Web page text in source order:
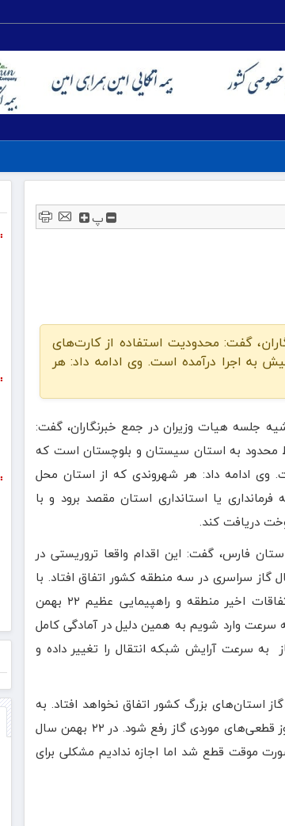
پ
گفت: محدودیت استفاده از کارت‌های
اجرا درآمده است. وی ادامه داد: هر
جلسه هیات وزیران در جمع خبرنگاران، گفت:
به استان سیستان و بلوچستان است که
وی ادامه داد: هر شهروندی که از استان محل
یا استانداری استان مقصد برود و با
دریافت کند.
فارس، گفت: این اقدام واقعا تروریستی در
سراسری در سه منطقه کشور اتفاق افتاد. با
پیش‌بینی که از مدتها قبل نسبت به اقدامات تروریستی دشمنان کشورمان با توجه به اتفاقات اخیر منطقه و راهپیمایی عظیم ۲۲ بهمن
سرعت وارد شویم به همین دلیل در آمادگی کامل
به سرعت آرایش شبکه انتقال را تغییر داده و
استان‌های بزرگ کشور اتفاق نخواهد افتاد. به
جز چند روستای نزدیک به محل انفجار گاز سایر مناطق وصل است. قول می‌دهیم تا عصر امروز قطعی‌های موردی گاز رفع شود. در ۲۲ بهمن سال
صورت موقت قطع شد اما اجازه ندادیم مشکلی برای